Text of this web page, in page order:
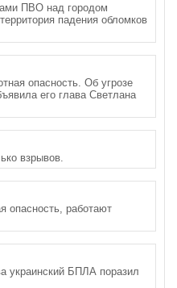
ПВО над городом
падения обломков
опасность. Об угрозе
его глава Светлана
взрывов.
опасность, работают
украинский БПЛА поразил